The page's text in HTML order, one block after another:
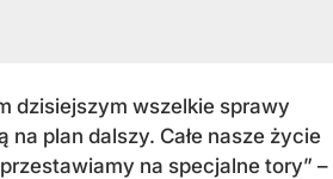
dzisiejszym wszelkie sprawy
na plan dalszy. Całe nasze życie
na specjalne tory” –